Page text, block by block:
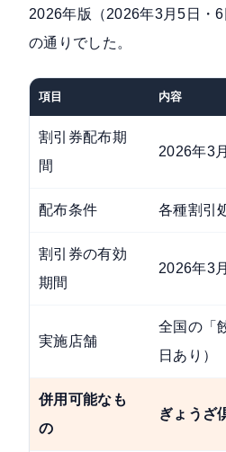
2026年版（2026年3月5日・6
の通りでした。
項目 内容
割引券配布期
間
2026年3
配布条件 各種割引
割引券の有効
期間
2026年3
実施店舗
全国の「
日あり）
併用可能なも
の
ぎょうざ